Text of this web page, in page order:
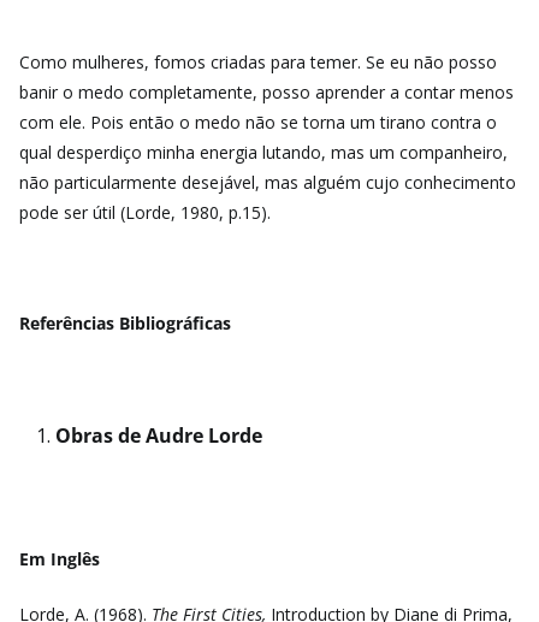
Como mulheres, fomos criadas para temer. Se eu não posso
banir o medo completamente, posso aprender a contar menos
com ele. Pois então o medo não se torna um tirano contra o
qual desperdiço minha energia lutando, mas um companheiro,
não particularmente desejável, mas alguém cujo conhecimento
pode ser útil (Lorde, 1980, p.15).
Referências Bibliográficas
Obras de Audre Lorde
Em Inglês
Lorde, A. (1968). The First Cities, Introduction by Diane di Prima,